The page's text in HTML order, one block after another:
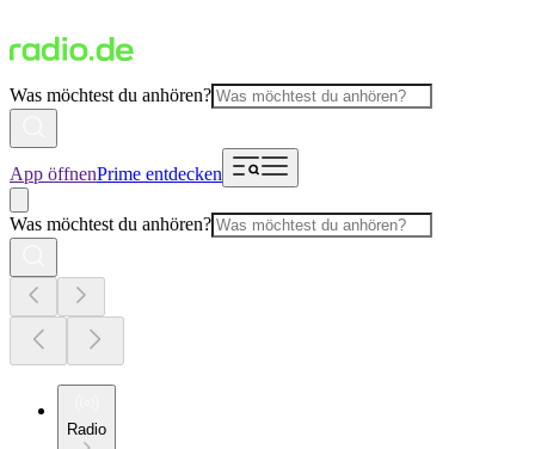
Was möchtest du anhören?
App öffnenPrime entdecken
Was möchtest du anhören?
Radio